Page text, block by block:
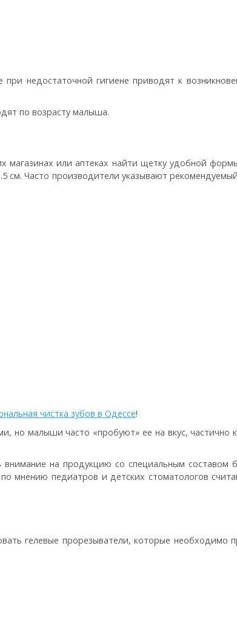
недостаточной гигиене приводят к
по возрасту малыша.
магазинах или аптеках найти щетку удобной
см. Часто производители указывают
чистка зубов в Одессе!
но малыши часто «пробуют» ее на вкус, частично
на продукцию со специальным составом
педиатров и детских стоматологов
гелевые прорезыватели, которые необходимо